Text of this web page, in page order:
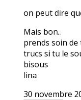
on peut dire
Mais bon..
prends soin de
trucs si tu le
bisous
lina
30 novembre